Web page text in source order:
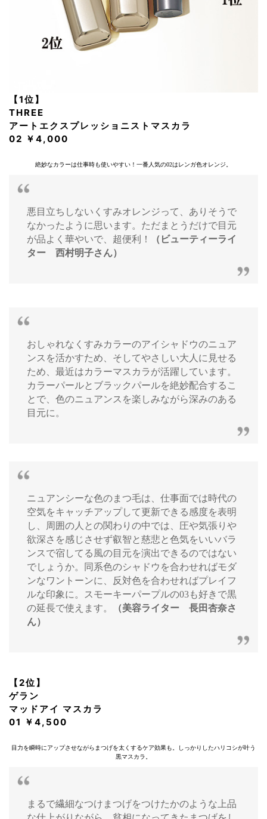
【1位】
THREE
アートエクスプレッショニストマスカラ
02 ￥4,000
絶妙なカラーは仕事時も使いやすい！一番人気の02はレンガ色オレンジ。
悪目立ちしないくすみオレンジって、ありそうで
なかったように思います。ただまとうだけで目元
が品よく華やいで、超便利！
（ビューティーライ
ター 西村明子さん）
おしゃれなくすみカラーのアイシャドウのニュア
ンスを活かすため、そしてやさしい大人に見せる
ため、最近はカラーマスカラが活躍しています。
カラーパールとブラックパールを絶妙配合するこ
とで、色のニュアンスを楽しみながら深みのある
目元に。
ニュアンシーな色のまつ毛は、仕事面では時代の
空気をキャッチアップして更新できる感度を表明
し、周囲の人との関わりの中では、圧や気張りや
欲深さを感じさせず叡智と慈悲と色気をいいバラ
ンスで宿してる風の目元を演出できるのではない
でしょうか。同系色のシャドウを合わせればモダ
ンなワントーンに、反対色を合わせればプレイフ
ルな印象に。スモーキーパープルの03も好きで黒
の延長で使えます。
（美容ライター 長田杏奈さ
ん）
【2位】
ゲラン
マッドアイ マスカラ
01 ￥4,500
目力を瞬時にアップさせながらまつげを太くするケア効果も。しっかりしたハリコシが叶う
黒マスカラ。
まるで繊細なつけまつげをつけたかのような上品